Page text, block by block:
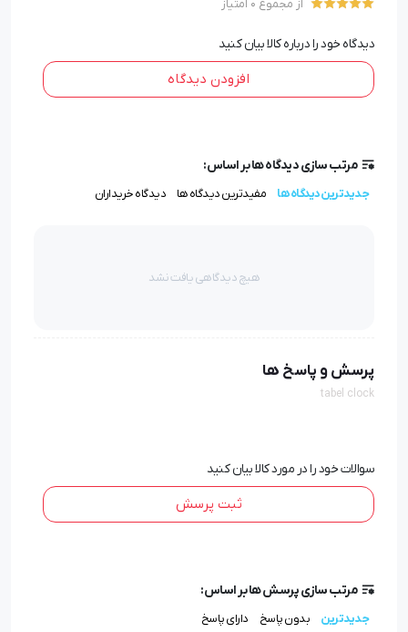
به مجموعه هدایای تبلیغاتی گیفتومراجعه کنید و برای
دریافت بیشتر اطلاعات و مشاوره در امر خرید می توانید با
از مجموع 0 امتیاز
دیدگاه خود را درباره کالا بیان کنید
افزودن دیدگاه
مرتب سازی دیدگاه ها بر اساس:
جدیدترین دیدگاه ها مفیدترین دیدگاه ها دیدگاه خریداران
هیچ دیدگاهی یافت نشد
پرسش و پاسخ ها
tabel clock
سوالات خود را در مورد کالا بیان کنید
ثبت پرسش
مرتب سازی پرسش ها بر اساس:
جدیدترین بدون پاسخ دارای پاسخ